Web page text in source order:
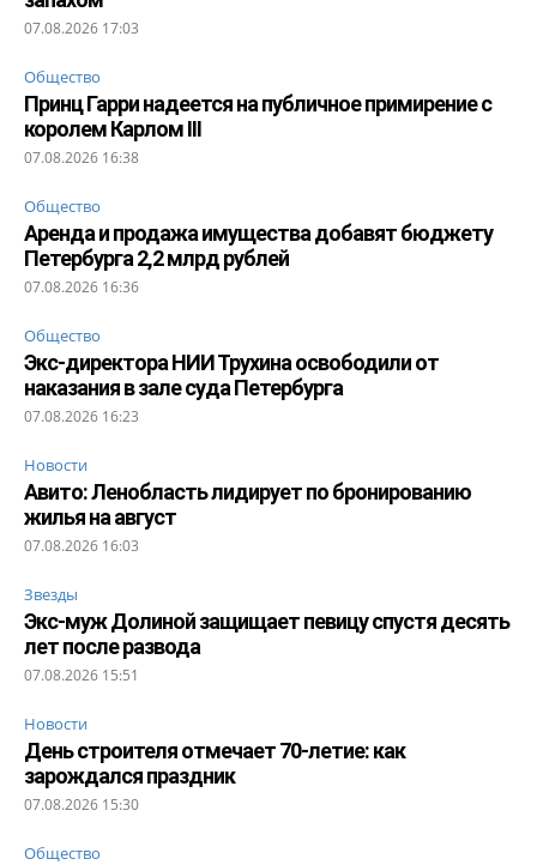
07.08.2026 17:03
Общество
Принц Гарри надеется на публичное примирение с
королем Карлом III
07.08.2026 16:38
Общество
Аренда и продажа имущества добавят бюджету
Петербурга 2,2 млрд рублей
07.08.2026 16:36
Общество
Экс-директора НИИ Трухина освободили от
наказания в зале суда Петербурга
07.08.2026 16:23
Новости
Авито: Ленобласть лидирует по бронированию
жилья на август
07.08.2026 16:03
Звезды
Экс-муж Долиной защищает певицу спустя десять
лет после развода
07.08.2026 15:51
Новости
День строителя отмечает 70-летие: как
зарождался праздник
07.08.2026 15:30
Общество